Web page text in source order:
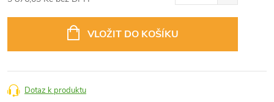
VLOŽIT DO KOŠÍKU
Dotaz k produktu